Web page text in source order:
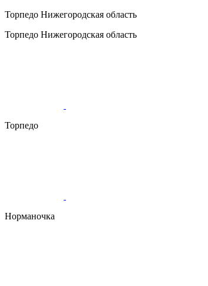
Торпедо Нижегородская область
Торпедо Нижегородская область
Торпедо
Норманочка